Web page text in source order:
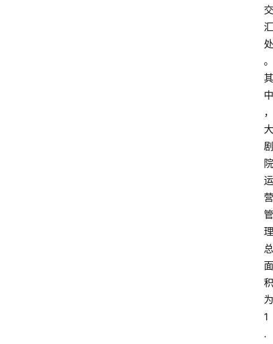
交
汇
处
。
其
中
，
大
剧
院
运
营
管
理
总
面
积
为
1
.